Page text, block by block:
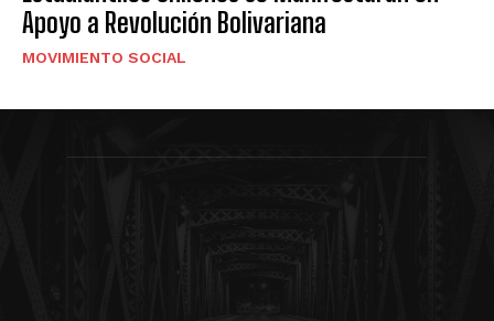
Apoyo a Revolución Bolivariana
MOVIMIENTO SOCIAL